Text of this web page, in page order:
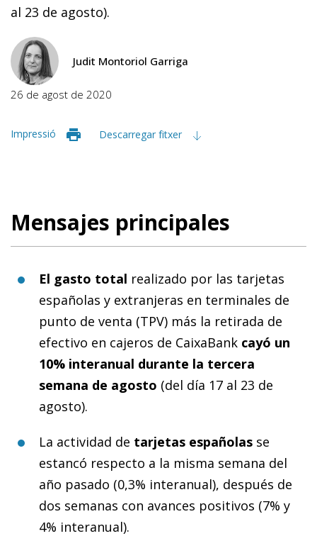
al 23 de agosto).
Judit Montoriol Garriga
26 de agost de 2020
Impressió Descarregar fitxer
Mensajes principales
El gasto total realizado por las tarjetas
españolas y extranjeras en terminales de
punto de venta (TPV) más la retirada de
efectivo en cajeros de CaixaBank cayó un
10% interanual durante la tercera
semana de agosto (del día 17 al 23 de
agosto).
La actividad de tarjetas españolas se
estancó respecto a la misma semana del
año pasado (0,3% interanual), después de
dos semanas con avances positivos (7% y
4% interanual).